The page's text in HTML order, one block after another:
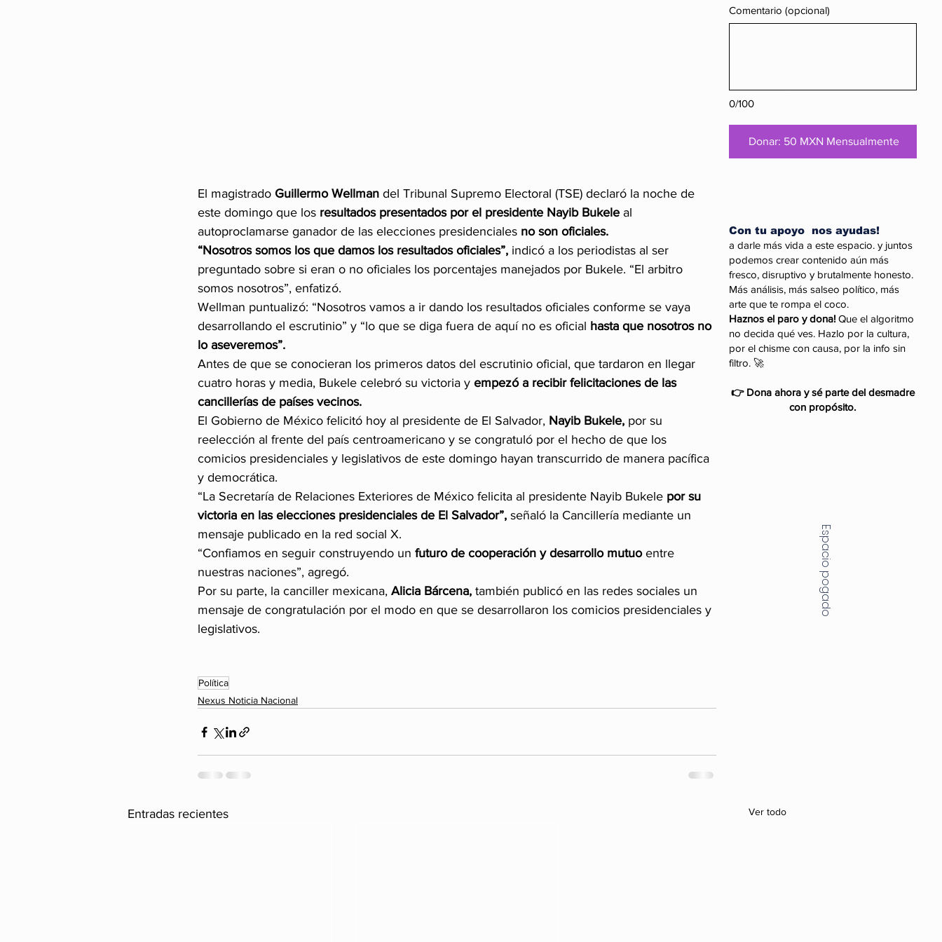
El magistrado Guillermo Wellman del Tribunal Supremo Electoral (TSE) declaró la noche de
este domingo que los resultados presentados por el presidente Nayib Bukele al
autoproclamarse ganador de las elecciones presidenciales no son oficiales.
“Nosotros somos los que damos los resultados oficiales”, indicó a los periodistas al ser
preguntado sobre si eran o no oficiales los porcentajes manejados por Bukele. “El arbitro
somos nosotros”, enfatizó.
Wellman puntualizó: “Nosotros vamos a ir dando los resultados oficiales conforme se vaya
desarrollando el escrutinio” y “lo que se diga fuera de aquí no es oficial hasta que nosotros no
lo aseveremos”.
Antes de que se conocieran los primeros datos del escrutinio oficial, que tardaron en llegar
cuatro horas y media, Bukele celebró su victoria y empezó a recibir felicitaciones de las
cancillerías de países vecinos.
El Gobierno de México felicitó hoy al presidente de El Salvador, Nayib Bukele, por su
reelección al frente del país centroamericano y se congratuló por el hecho de que los
comicios presidenciales y legislativos de este domingo hayan transcurrido de manera pacífica
y democrática.
“La Secretaría de Relaciones Exteriores de México felicita al presidente Nayib Bukele por su
victoria en las elecciones presidenciales de El Salvador”, señaló la Cancillería mediante un
mensaje publicado en la red social X.
“Confiamos en seguir construyendo un futuro de cooperación y desarrollo mutuo entre
nuestras naciones”, agregó.
Por su parte, la canciller mexicana, Alicia Bárcena, también publicó en las redes sociales un
mensaje de congratulación por el modo en que se desarrollaron los comicios presidenciales y
legislativos.
Política
Nexus Noticia Nacional
Entradas recientes Ver todo
0/100
Comentario (opcional)
Donar: 50 MXN Mensualmente
Con tu apoyo nos ayudas!
a darle más vida a este espacio. y juntos
podemos crear contenido aún más
fresco, disruptivo y brutalmente honesto.
Más análisis, más salseo político, más
arte que te rompa el coco.
Haznos el paro y dona! Que el algoritmo
no decida qué ves. Hazlo por la cultura,
por el chisme con causa, por la info sin
filtro. 🚀
👉 Dona ahora y sé parte del desmadre
con propósito.
Espacio pogado